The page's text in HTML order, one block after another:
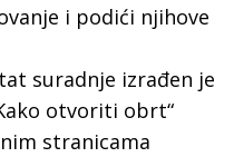
i podići njihove
suradnje izrađen je
otvoriti obrt“
stranicama